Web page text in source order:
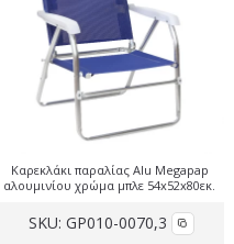
SKU: GP010-0070,3
Καρεκλάκι παραλίας Alu Megapap
αλουμινίου χρώμα μπλε 54x52x80εκ.